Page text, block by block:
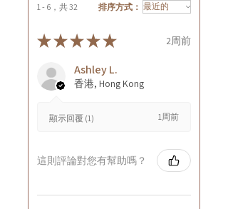
1 - 6，共 32 排序方式：
★★★★★ 2周前
Ashley L.
香港, Hong Kong
顯示回覆 (1) 1周前
這則評論對您有幫助嗎？